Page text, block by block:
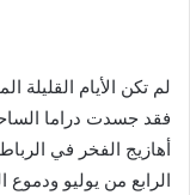
لم تكن الأيام القليلة
فقد جسدت دراما
أهازيج الفخر في
الرابع من يوليو